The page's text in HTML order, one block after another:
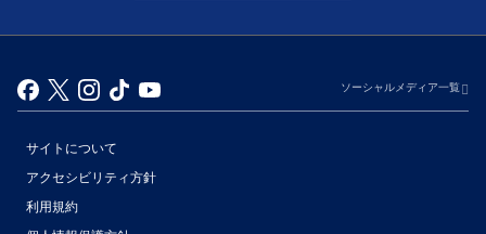
ソーシャルメディア一覧
サイトについて
アクセシビリティ方針
利用規約